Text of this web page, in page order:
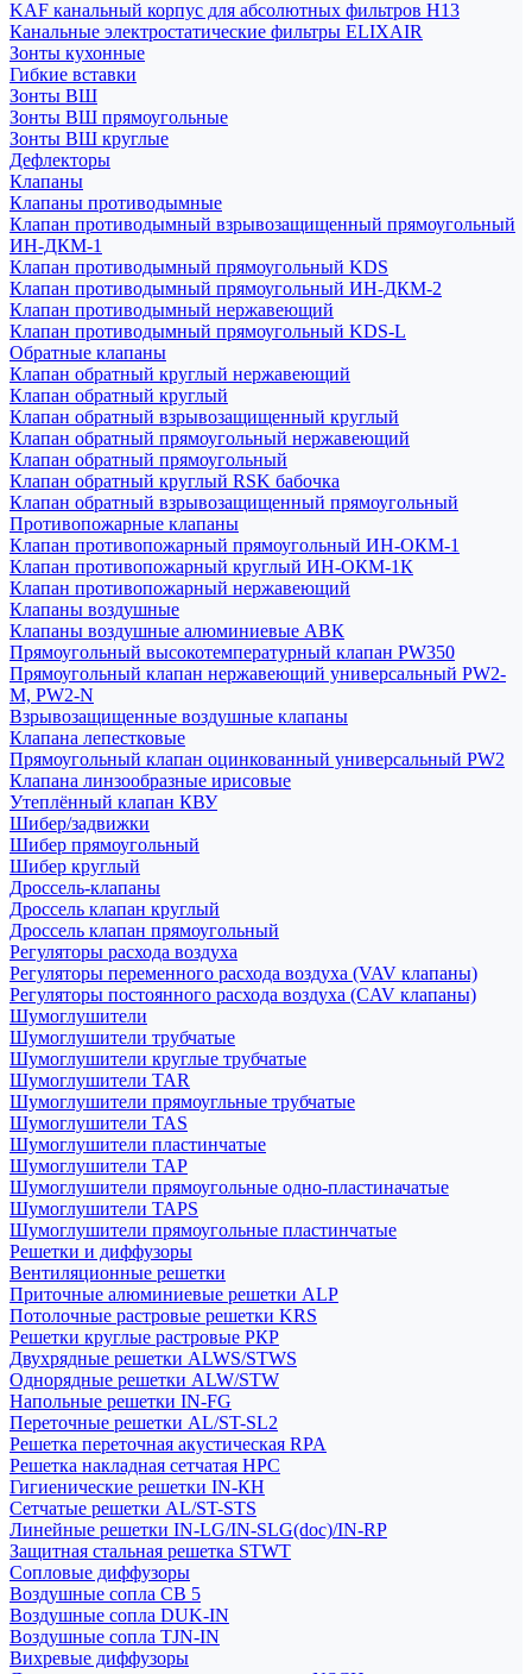
KAF канальный корпус для абсолютных фильтров H13
Канальные электростатические фильтры ELIXAIR
Зонты кухонные
Гибкие вставки
Зонты ВШ
Зонты ВШ прямоугольные
Зонты ВШ круглые
Дефлекторы
Клапаны
Клапаны противодымные
Клапан противодымный взрывозащищенный прямоугольный
ИН-ДКМ-1
Клапан противодымный прямоугольный KDS
Клапан противодымный прямоугольный ИН-ДКМ-2
Клапан противодымный нержавеющий
Клапан противодымный прямоугольный KDS-L
Обратные клапаны
Клапан обратный круглый нержавеющий
Клапан обратный круглый
Клапан обратный взрывозащищенный круглый
Клапан обратный прямоугольный нержавеющий
Клапан обратный прямоугольный
Клапан обратный круглый RSK бабочка
Клапан обратный взрывозащищенный прямоугольный
Противопожарные клапаны
Клапан противопожарный прямоугольный ИН-ОКМ-1
Клапан противопожарный круглый ИН-ОКМ-1К
Клапан противопожарный нержавеющий
Клапаны воздушные
Клапаны воздушные алюминиевые АВК
Прямоугольный высокотемпературный клапан PW350
Прямоугольный клапан нержавеющий универсальный PW2-
M, PW2-N
Взрывозащищенные воздушные клапаны
Клапана лепестковые
Прямоугольный клапан оцинкованный универсальный PW2
Клапана линзообразные ирисовые
Утеплённый клапан КВУ
Шибер/задвижки
Шибер прямоугольный
Шибер круглый
Дроссель-клапаны
Дроссель клапан круглый
Дроссель клапан прямоугольный
Регуляторы расхода воздуха
Регуляторы переменного расхода воздуха (VAV клапаны)
Регуляторы постоянного расхода воздуха (CAV клапаны)
Шумоглушители
Шумоглушители трубчатые
Шумоглушители круглые трубчатые
Шумоглушители TAR
Шумоглушители прямоугльные трубчатые
Шумоглушители TAS
Шумоглушители пластинчатые
Шумоглушители TAP
Шумоглушители прямоугольные одно-пластиначатые
Шумоглушители TAPS
Шумоглушители прямоугольные пластинчатые
Решетки и диффузоры
Вентиляционные решетки
Приточные алюминиевые решетки ALP
Потолочные растровые решетки KRS
Решетки круглые растровые РКР
Двухрядные решетки ALWS/STWS
Однорядные решетки ALW/STW
Напольные решетки IN-FG
Переточные решетки AL/ST-SL2
Решетка переточная акустическая RPA
Решетка накладная сетчатая НРС
Гигиенические решетки IN-КН
Сетчатые решетки AL/ST-STS
Линейные решетки IN-LG/IN-SLG(doc)/IN-RP
Защитная стальная решетка STWT
Сопловые диффузоры
Воздушные сопла СВ 5
Воздушные сопла DUK-IN
Воздушные сопла TJN-IN
Вихревые диффузоры